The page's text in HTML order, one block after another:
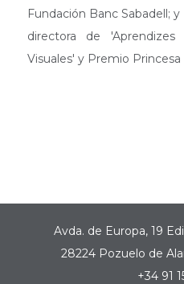
Fundación Banc Sabadell;
directora de
Visuales' y Premio Princesa
Avda. de Europa, 19
28224 Pozuelo de
+34 91